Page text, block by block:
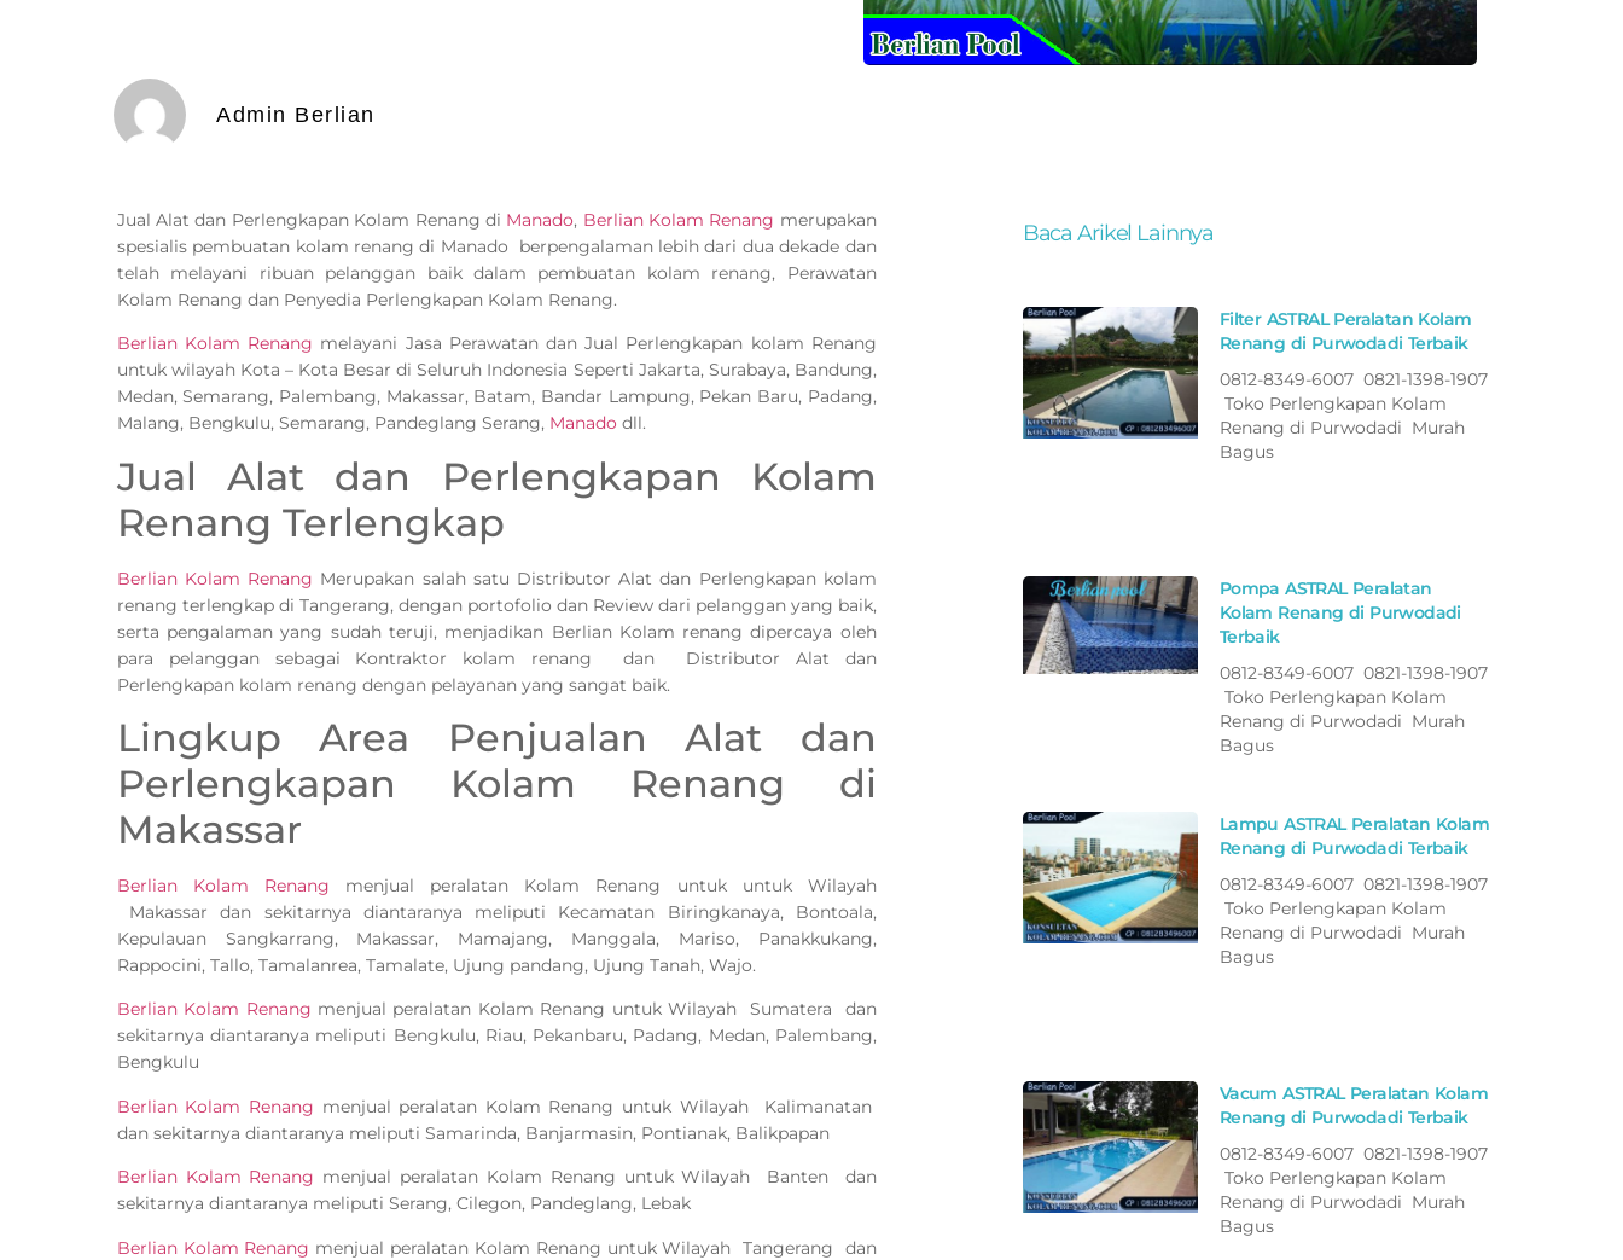
Admin Berlian
Jual Alat dan Perlengkapan Kolam Renang di Manado, Berlian Kolam Renang merupakan
spesialis pembuatan kolam renang di Manado berpengalaman lebih dari dua dekade dan
telah melayani ribuan pelanggan baik dalam pembuatan kolam renang, Perawatan
Kolam Renang dan Penyedia Perlengkapan Kolam Renang.
Berlian Kolam Renang melayani Jasa Perawatan dan Jual Perlengkapan kolam Renang
untuk wilayah Kota – Kota Besar di Seluruh Indonesia Seperti Jakarta, Surabaya, Bandung,
Medan, Semarang, Palembang, Makassar, Batam, Bandar Lampung, Pekan Baru, Padang,
Malang, Bengkulu, Semarang, Pandeglang Serang, Manado dll.
Jual Alat dan Perlengkapan Kolam
Renang Terlengkap
Berlian Kolam Renang Merupakan salah satu Distributor Alat dan Perlengkapan kolam
renang terlengkap di Tangerang, dengan portofolio dan Review dari pelanggan yang baik,
serta pengalaman yang sudah teruji, menjadikan Berlian Kolam renang dipercaya oleh
para pelanggan sebagai Kontraktor kolam renang dan Distributor Alat dan
Perlengkapan kolam renang dengan pelayanan yang sangat baik.
Lingkup Area Penjualan Alat dan
Perlengkapan Kolam Renang di
Makassar
Berlian Kolam Renang menjual peralatan Kolam Renang untuk untuk Wilayah
Makassar dan sekitarnya diantaranya meliputi Kecamatan Biringkanaya, Bontoala,
Kepulauan Sangkarrang, Makassar, Mamajang, Manggala, Mariso, Panakkukang,
Rappocini, Tallo, Tamalanrea, Tamalate, Ujung pandang, Ujung Tanah, Wajo.
Berlian Kolam Renang menjual peralatan Kolam Renang untuk Wilayah Sumatera dan
sekitarnya diantaranya meliputi Bengkulu, Riau, Pekanbaru, Padang, Medan, Palembang,
Bengkulu
Berlian Kolam Renang menjual peralatan Kolam Renang untuk Wilayah Kalimanatan
dan sekitarnya diantaranya meliputi Samarinda, Banjarmasin, Pontianak, Balikpapan
Berlian Kolam Renang menjual peralatan Kolam Renang untuk Wilayah Banten dan
sekitarnya diantaranya meliputi Serang, Cilegon, Pandeglang, Lebak
Berlian Kolam Renang menjual peralatan Kolam Renang untuk Wilayah Tangerang dan
Baca Arikel Lainnya
Filter ASTRAL Peralatan Kolam
Renang di Purwodadi Terbaik
0812-8349-6007 0821-1398-1907
Toko Perlengkapan Kolam
Renang di Purwodadi Murah
Bagus
Pompa ASTRAL Peralatan
Kolam Renang di Purwodadi
Terbaik
0812-8349-6007 0821-1398-1907
Toko Perlengkapan Kolam
Renang di Purwodadi Murah
Bagus
Lampu ASTRAL Peralatan Kolam
Renang di Purwodadi Terbaik
0812-8349-6007 0821-1398-1907
Toko Perlengkapan Kolam
Renang di Purwodadi Murah
Bagus
Vacum ASTRAL Peralatan Kolam
Renang di Purwodadi Terbaik
0812-8349-6007 0821-1398-1907
Toko Perlengkapan Kolam
Renang di Purwodadi Murah
Bagus